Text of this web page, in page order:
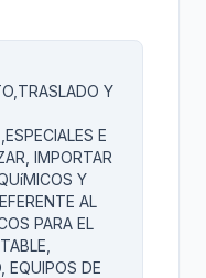
Y
E
IMPORTAR
Y
AL
PARA EL
EQUIPOS DE